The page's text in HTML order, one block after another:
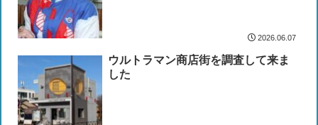
2026.06.07
ウルトラマン商店街を調査して来ま
した